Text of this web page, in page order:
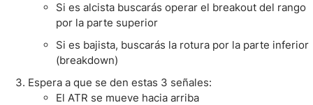
Si es alcista buscarás operar el breakout del rango
por la parte superior
Si es bajista, buscarás la rotura por la parte inferior
(breakdown)
Espera a que se den estas 3 señales:
El ATR se mueve hacia arriba